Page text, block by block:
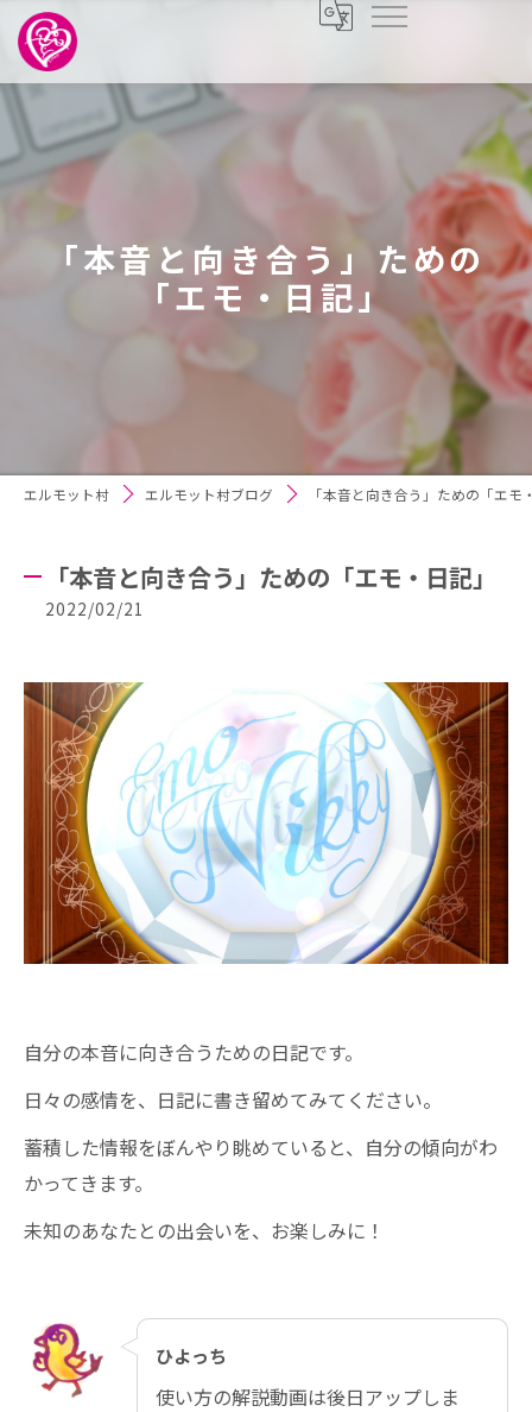
「本音と向き合う」ための
「エモ・日記」
エルモット村 エルモット村ブログ 「本音と向き合う」ための「エモ
「本音と向き合う」ための「エモ・日記」
2022/02/21
自分の本音に向き合うための日記です。
日々の感情を、日記に書き留めてみてください。
蓄積した情報をぼんやり眺めていると、自分の傾向がわ
かってきます。
未知のあなたとの出会いを、お楽しみに！
ひよっち
使い方の解説動画は後日アップしま